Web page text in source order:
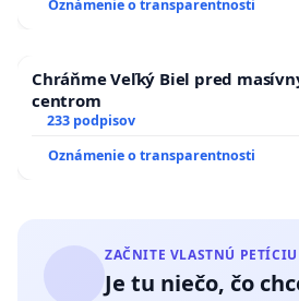
Oznámenie o transparentnosti
Chráňme Veľký Biel pred
centrom
233 podpisov
Oznámenie o transparentnosti
ZAČNITE VLASTNÚ PETÍCIU
Je tu niečo, čo